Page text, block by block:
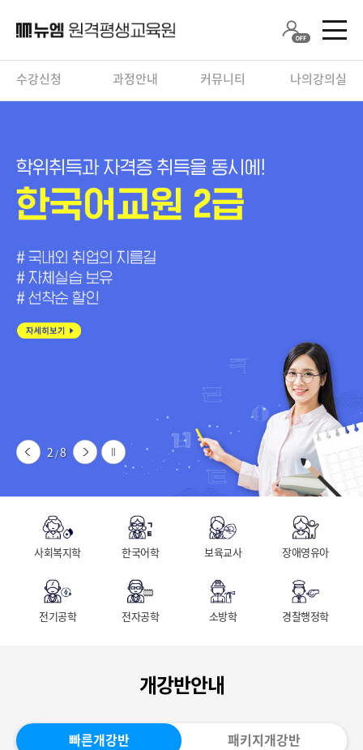
수강신청 과정안내 커뮤니티 나의강의실
2/8
사회복지학 한국어학 보육교사 장애영유아
전기공학 전자공학 소방학 경찰행정학
개강반안내
빠른개강반 패키지개강반